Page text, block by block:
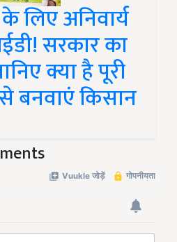
लिए अनिवार्य
सरकार का
क्या है पूरी
बनवाएं किसान